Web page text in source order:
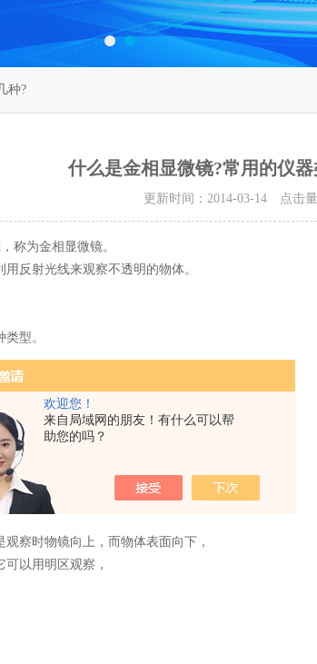
欢迎您！
来自局域网的朋友！有什么可以帮
助您的吗？
种?
什么是金相显微镜?常用的仪
更新时间：2014-03-14 点击
称为金相显微镜。
反射光线来观察不透明的物体。
型。
方便，很适合于热处理车
用明区观察。
察时物镜向上，而物体表面向下，
可以用明区观察，